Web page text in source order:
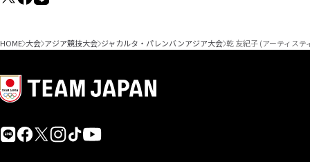
HOME 大会 アジア競技大会 ジャカルタ・パレンバンアジア大会 乾 友紀子 (アーティス